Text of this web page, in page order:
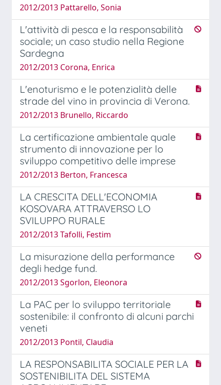
2012/2013 Pattarello, Sonia
L'attività di pesca e la responsabilità
sociale; un caso studio nella Regione
Sardegna
2012/2013 Corona, Enrica
L'enoturismo e le potenzialità delle
strade del vino in provincia di Verona.
2012/2013 Brunello, Riccardo
La certificazione ambientale quale
strumento di innovazione per lo
sviluppo competitivo delle imprese
2012/2013 Berton, Francesca
LA CRESCITA DELL'ECONOMIA
KOSOVARA ATTRAVERSO LO
SVILUPPO RURALE
2012/2013 Tafolli, Festim
La misurazione della performance
degli hedge fund.
2012/2013 Sgorlon, Eleonora
La PAC per lo sviluppo territoriale
sostenibile: il confronto di alcuni parchi
veneti
2012/2013 Pontil, Claudia
LA RESPONSABILITA SOCIALE PER LA
SOSTENIBILITA DEL SISTEMA